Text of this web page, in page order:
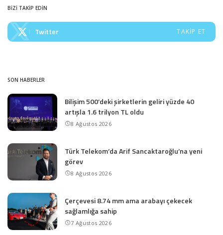
BİZİ TAKİP EDİN
Twitter TAKIP ET
SON HABERLER
Bilişim 500’deki şirketlerin geliri yüzde 40
artışla 1.6 trilyon TL oldu
8 Ağustos 2026
Türk Telekom’da Arif Sancaktaroğlu’na yeni
görev
8 Ağustos 2026
Çerçevesi 8.74 mm ama arabayı çekecek
sağlamlığa sahip
7 Ağustos 2026